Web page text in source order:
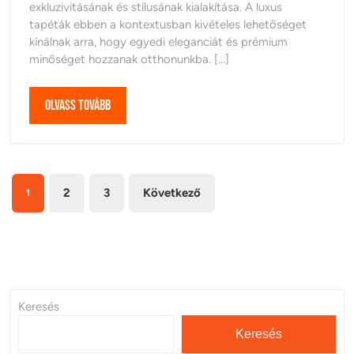
Luxus
Tapéta
Világa
exkluzivitásának és stílusának kialakítása. A luxus
tapéták ebben a kontextusban kivételes lehetőséget
kínálnak arra, hogy egyedi eleganciát és prémium
minőséget hozzanak otthonunkba. [...]
Olvass TovábbOlvass
Tovább
Bejegyzések
lapozása
1 2 3 Következő
Keresés
Keresés